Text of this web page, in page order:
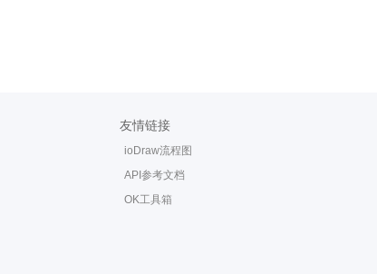
友情链接
ioDraw流程图
API参考文档
OK工具箱